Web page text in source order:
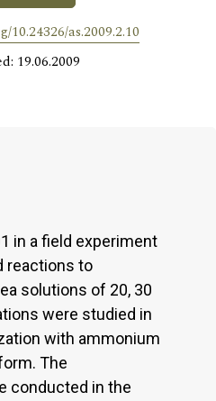
10.24326/as.2009.2.10
19.06.2009
in a field experiment
reactions to
solutions of 20, 30
were studied in
with ammonium
The
conducted in the